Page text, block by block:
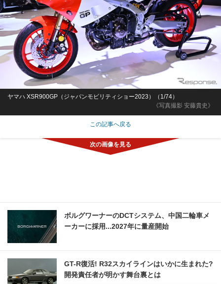
《写真撮影 安藤貴史》
ヤマハ XSR900GP（ジャパンモビリティショー2023）（1/74）
この記事へ戻る
ボルグワーナーのDCTシステム、中国二輪車メ
ーカーに採用...2027年に量産開始
GT-R復活! R32スカイラインはいかに生まれた?
開発責任者が明かす舞台裏とは